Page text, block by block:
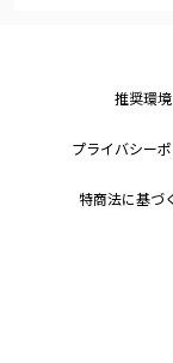
推奨環境
プライバシー
特商法に基づ